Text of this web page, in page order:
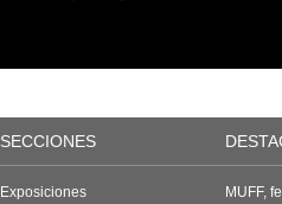
SECCIONES
Exposiciones
MUFF,